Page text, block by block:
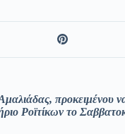
προκειμένου
Ροϊτίκων το